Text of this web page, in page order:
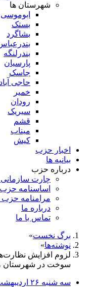
شهرستان ها
ابوموسی
بستک
بشاگرد
بندرلنگه
پارسیان
جاسک
حاجی آباد
خمیر
رودان
سیریک
قشم
میناب
کیش
اخبار حزب
بیانیه ها
درباره حزب
چارت
اساسنامه
مرامنامه
درباره ما
تماس با ما
برگ نخست
نوشته‌ها
لزوم افزایش
سوخت در شهرستان
سه شنبه ۲۶ اردیبهشت ۱۴۰۲